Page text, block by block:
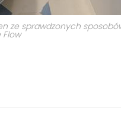
ze sprawdzonych